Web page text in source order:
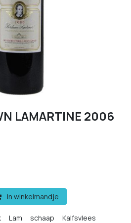
LAMARTINE 2006
In winkelmandje
Lam schaap Kalfsvlees